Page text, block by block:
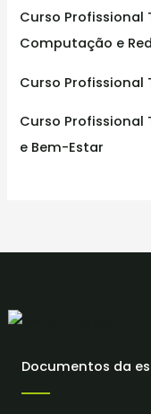
Curso Profissional
Computação e
Curso Profissional
Curso Profissional
e Bem-Estar
Documentos da